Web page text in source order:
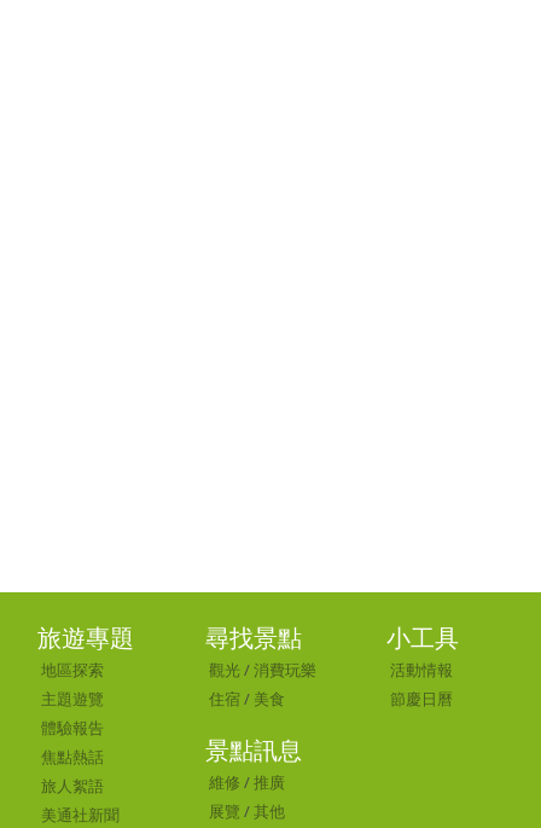
旅遊專題
地區探索
主題遊覽
體驗報告
焦點熱話
旅人絮語
美通社新聞
尋找景點
觀光 /消費玩樂
住宿 / 美食
景點訊息
維修 /推廣
展覽 /其他
小工具
活動情報
節慶日曆